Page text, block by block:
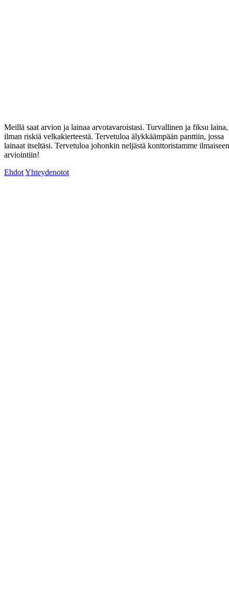
Meillä saat arvion ja lainaa arvotavaroistasi. Turvallinen ja fiksu laina,
ilman riskiä velkakierteestä. Tervetuloa älykkäämpään panttiin, jossa
lainaat itseltäsi. Tervetuloa johonkin neljästä konttoristamme ilmaiseen
arviointiin!
EhdotYhteydenotot